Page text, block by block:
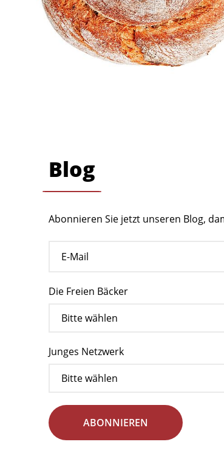
Blog
Abonnieren Sie jetzt unseren Blog,
Die Freien Bäcker
Junges Netzwerk
ABONNIEREN